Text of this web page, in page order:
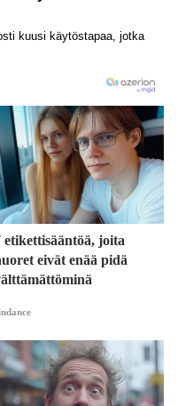
etikettisääntöä, joita
eivät enää pidä